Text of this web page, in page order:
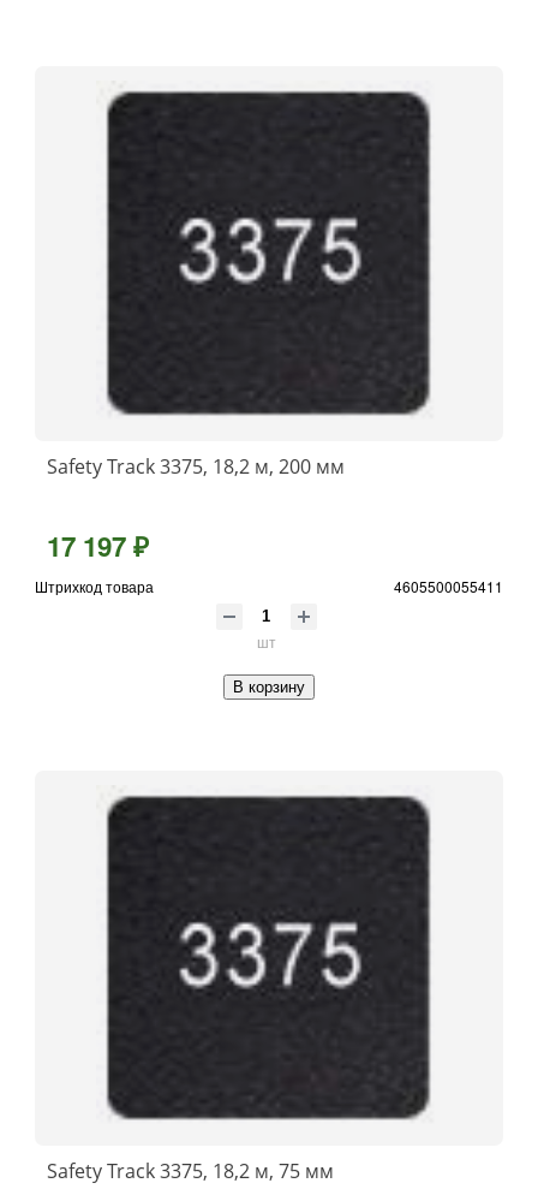
Safety Track 3375, 18,2 м, 200 мм
17 197 ₽
Штрихкод товара 4605500055411
шт
В корзину
Safety Track 3375, 18,2 м, 75 мм